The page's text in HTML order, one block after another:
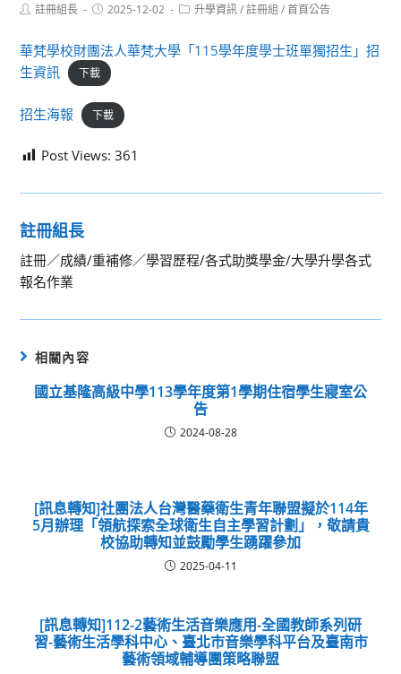
Post註冊組長
Post2025-12-02
Post升學資訊 / 註冊組 / 首頁公告
華梵學校財團法人華梵大學「115學年度學士班單獨招生」招
生資訊
下載
招生海報 下載
Post Views: 361
註冊組長
註冊／成績/重補修／學習歷程/各式助獎學金/大學升學各式
報名作業
相關內容
國立基隆高級中學113學年度第1學期住宿學生寢室公
告
2024-08-28
[訊息轉知]社團法人台灣醫藥衛生青年聯盟擬於114年
5月辦理「領航探索全球衛生自主學習計劃」，敬請貴
校協助轉知並鼓勵學生踴躍參加
2025-04-11
[訊息轉知]112-2藝術生活音樂應用-全國教師系列研
習-藝術生活學科中心、臺北市音樂學科平台及臺南市
藝術領域輔導團策略聯盟